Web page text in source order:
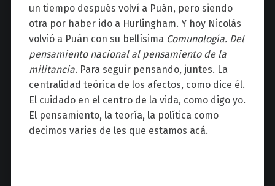
un tiempo después volví a Puán, pero siendo
otra por haber ido a Hurlingham. Y hoy Nicolás
volvió a Puán con su bellísima Comunología. Del
pensamiento nacional al pensamiento de la
militancia. Para seguir pensando, juntes. La
centralidad teórica de los afectos, como dice él.
El cuidado en el centro de la vida, como digo yo.
El pensamiento, la teoría, la política como
decimos varies de les que estamos acá.